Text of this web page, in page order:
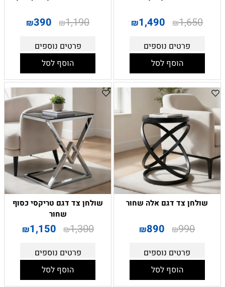
₪1,650
₪1,490
פרטים נוספים
הוסף לסל
₪1,190
₪390
פרטים נוספים
הוסף לסל
שולחן צד דגם אלה שחור
₪990
₪890
פרטים נוספים
הוסף לסל
שולחן צד דגם טריקסי כסוף
שחור
₪1,300
₪1,150
פרטים נוספים
הוסף לסל